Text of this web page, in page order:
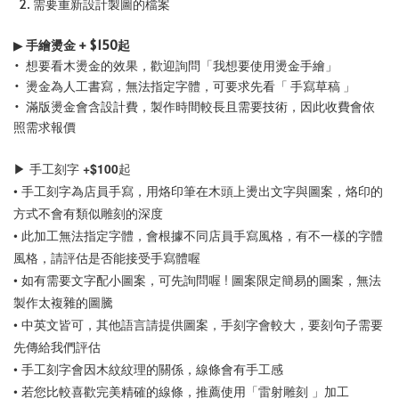
2. 需要重新設計製圖的檔案
▶手繪燙金 + $150起
• 想要看木燙金的效果，歡迎詢問「我想要使用燙金手繪」
• 燙金為人工書寫，無法指定字體，可要求先看「 手寫草稿 」
• 滿版燙金會含設計費，製作時間較長且需要技術，因此收費會依
照需求報價
▶ 手工刻字 +$100起
• 手工刻字為店員手寫，用烙印筆在木頭上燙出文字與圖案，烙印的
方式不會有類似雕刻的深度
• 此加工無法指定字體，會根據不同店員手寫風格，有不一樣的字體
風格，請評估是否能接受手寫體喔
• 如有需要文字配小圖案，可先詢問喔 ! 圖案限定簡易的圖案，無法
製作太複雜的圖騰
• 中英文皆可，其他語言請提供圖案，手刻字會較大，要刻句子需要
先傳給我們評估
• 手工刻字會因木紋紋理的關係，線條會有手工感
• 若您比較喜歡完美精確的線條，推薦使用「雷射雕刻 」加工